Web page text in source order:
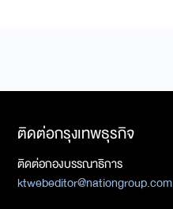
ติดต่อกรุงเทพธุรกิจ
ติดต่อกองบรรณาธิการ
ktwebeditor@nationgroup.com